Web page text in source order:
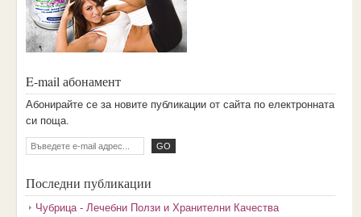
E-mail абонамент
Aбoниpaйтe ce зa нoвитe пyбликaции oт caйтa пo eлeктpoннaтa
cи пoщa.
Последни публикации
Чубрица - Лечебни Ползи и Хранителни Качества